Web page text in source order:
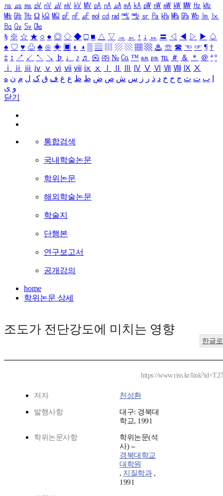
㎱ ㎲ ㎳ ㎴ ㎵ ㎶ ㎷ ㎸ ㎹ ㎀ ㎁ ㎂ ㎃ ㎄ ㎺ ㎻ ㎽ ㎾ ㎿ ㎐ ㎑
㎒ ㎓ ㎔ Ω ㏀ ㏁ ㎊ ㎋ ㎌ ㏖ ㏅ ㎭ ㎮ ㎯ ㏛ ㎩ ㎪ ㎫ ㎬ ㏝ ㏐
㏓
㏃ ㏉ ㏜ ㏆
§ ※ ☆ ★ ○ ● ◎ ◇ ◆ □ ■ △ ▽ → ← ↑ ↓ ↔ 〓 ◁ ◀ ▷ ▶ ♤
♠ ♡ ♥ ♧ ♣ ⊙ ◈ ▣ ◐ ◑ ▒ ▤ ▨ ▧ ▦ ▩ ♨ ☏ ☎ ☜ ☞ ¶ †
‡ ↕ ↗ ↙ ↖ ↘ ♭ ♩ ♪ ♬ ㉿ ㈜ № ㏇ ™ ㏂ ㏘ ℡ ＃ ＆ ＊ ＠ ª º
ⅰ
ⅱ ⅲ ⅳ ⅴ ⅵ ⅶ ⅷ ⅸ ⅹ Ⅳ Ⅴ Ⅵ Ⅶ Ⅷ Ⅸ Ⅹ
ب ت ث ج ح خ د ذ ر ز س ش ص ض ط ظ ع غ ف ق ک ل م ن ه
و ی
닫기
통합검색
국내학술논문
학위논문
해외학술논문
학술지
단행본
연구보고서
공개강의
home
학위논문 상세
조도가 전단강도에 미치는 영향
한글
https://www.riss.kr/
저자 천성환
발행사항
대구: 경북대
학교, 1991
학위논문사항
학위논문(석
사) --
경북대학교
대학원
, 지질학과,
1991